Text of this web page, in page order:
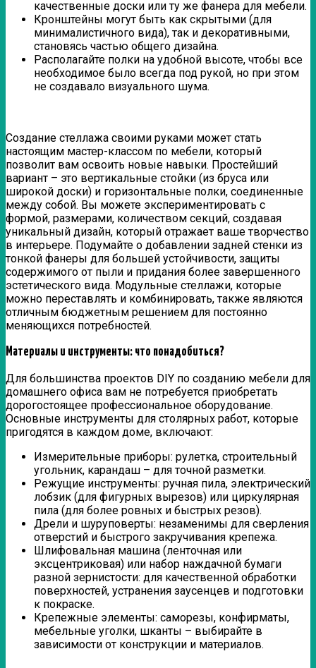
качественные доски или ту же фанера для мебели.
Кронштейны могут быть как скрытыми (для
минималистичного вида), так и декоративными,
становясь частью общего дизайна.
Располагайте полки на удобной высоте, чтобы все
необходимое было всегда под рукой, но при этом
не создавало визуального шума.
Создание стеллажа своими руками может стать
настоящим мастер-классом по мебели, который
позволит вам освоить новые навыки. Простейший
вариант – это вертикальные стойки (из бруса или
широкой доски) и горизонтальные полки, соединенные
между собой. Вы можете экспериментировать с
формой, размерами, количеством секций, создавая
уникальный дизайн, который отражает ваше творчество
в интерьере. Подумайте о добавлении задней стенки из
тонкой фанеры для большей устойчивости, защиты
содержимого от пыли и придания более завершенного
эстетического вида. Модульные стеллажи, которые
можно переставлять и комбинировать, также являются
отличным бюджетным решением для постоянно
меняющихся потребностей.
Материалы и инструменты: что понадобиться?
Для большинства проектов DIY по созданию мебели для
домашнего офиса вам не потребуется приобретать
дорогостоящее профессиональное оборудование.
Основные инструменты для столярных работ, которые
пригодятся в каждом доме, включают:
Измерительные приборы: рулетка, строительный
угольник, карандаш – для точной разметки.
Режущие инструменты: ручная пила, электрический
лобзик (для фигурных вырезов) или циркулярная
пила (для более ровных и быстрых резов).
Дрели и шуруповерты: незаменимы для сверления
отверстий и быстрого закручивания крепежа.
Шлифовальная машина (ленточная или
эксцентриковая) или набор наждачной бумаги
разной зернистости: для качественной обработки
поверхностей, устранения заусенцев и подготовки
к покраске.
Крепежные элементы: саморезы, конфирматы,
мебельные уголки, шканты – выбирайте в
зависимости от конструкции и материалов.